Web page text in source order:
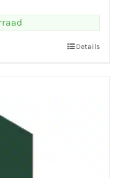
Details